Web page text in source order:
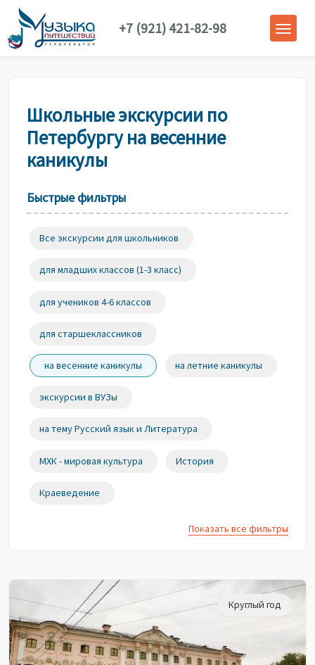
+7 (921) 421-82-98
Школьные экскурсии по
Петербургу на весенние
каникулы
Быстрые фильтры
Все экскурсии для школьников
для младших классов (1-3 класс)
для учеников 4-6 классов
для старшеклассников
на весенние каникулы на летние каникулы
экскурсии в ВУЗы
на тему Русский язык и Литература
МХК - мировая культура История
Краеведение
Показать все фильтры
Круглый год